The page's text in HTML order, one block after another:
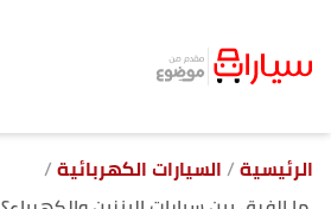
الرئيسية السيارات الكهربائية